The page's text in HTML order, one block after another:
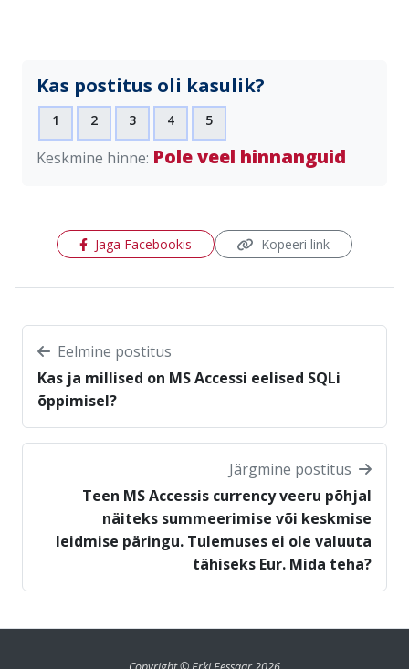
Kas postitus oli kasulik?
1 2 3 4 5
Keskmine hinne: Pole veel hinnanguid
Jaga Facebookis (avaneb uues aknas)
Kopeeri link
Eelmine postitus
Kas ja millised on MS Accessi eelised SQLi
õppimisel?
Järgmine postitus
Teen MS Accessis currency veeru põhjal
näiteks summeerimise või keskmise
leidmise päringu. Tulemuses ei ole valuuta
tähiseks Eur. Mida teha?